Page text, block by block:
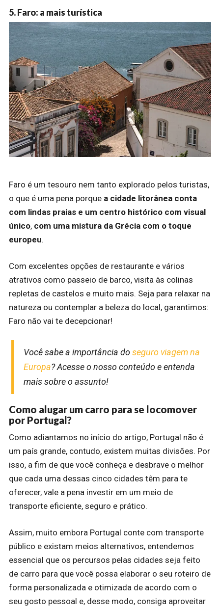
5. Faro: a mais turística
Faro é um tesouro nem tanto explorado pelos turistas,
o que é uma pena porque a cidade litorânea conta
com lindas praias e um centro histórico com visual
único, com uma mistura da Grécia com o toque
europeu.
Com excelentes opções de restaurante e vários
atrativos como passeio de barco, visita às colinas
repletas de castelos e muito mais. Seja para relaxar na
natureza ou contemplar a beleza do local, garantimos:
Faro não vai te decepcionar!
Você sabe a importância doseguro viagem na
Europa? Acesse o nosso conteúdo e entenda
mais sobre o assunto!
Como alugar um carro para se locomover
por Portugal?
Como adiantamos no início do artigo, Portugal não é
um país grande, contudo, existem muitas divisões. Por
isso, a fim de que você conheça e desbrave o melhor
que cada uma dessas cinco cidades têm para te
oferecer, vale a pena investir em um meio de
transporte eficiente, seguro e prático.
Assim, muito embora Portugal conte com transporte
público e existam meios alternativos, entendemos
essencial que os percursos pelas cidades seja feito
de carro para que você possa elaborar o seu roteiro de
forma personalizada e otimizada de acordo com o
seu gosto pessoal e, desse modo, consiga aproveitar